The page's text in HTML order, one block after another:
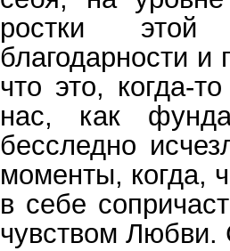
ростки этой
благодарности
что это, когда-
нас, как
бесследно
моменты, когда,
в себе
чувством Любви.